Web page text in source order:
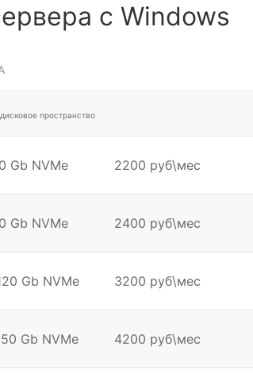
с Windows
пространство
Gb NVMe 2200 руб\мес
Gb NVMe 2400 руб\мес
Gb NVMe 3200 руб\мес
Gb NVMe 4200 руб\мес